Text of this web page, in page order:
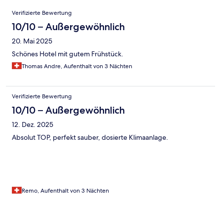
Bewertungen
Verifizierte Bewertung
10/10 – Außergewöhnlich
20. Mai 2025
Schönes Hotel mit gutem Frühstück.
Thomas Andre, Aufenthalt von 3 Nächten
Verifizierte Bewertung
10/10 – Außergewöhnlich
12. Dez. 2025
Absolut TOP, perfekt sauber, dosierte Klimaanlage.
Remo, Aufenthalt von 3 Nächten